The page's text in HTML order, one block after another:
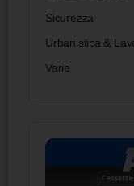
Sicurezza
Urbanistica &
Varie